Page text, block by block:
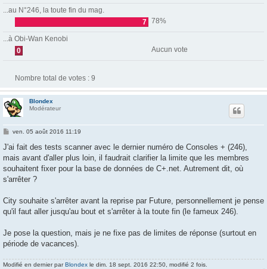
...au N°246, la toute fin du mag.
7 78%
...à Obi-Wan Kenobi
0
Aucun vote
Nombre total de votes : 9
Blondex
Modérateur
M
s
a
g
ven. 05 août 2016 11:19
J'ai fait des tests scanner avec le dernier numéro de Consoles + (246),
mais avant d'aller plus loin, il faudrait clarifier la limite que les membres
souhaitent fixer pour la base de données de C+.net. Autrement dit, où
s'arrêter ?
City souhaite s'arrêter avant la reprise par Future, personnellement je pense
qu'il faut aller jusqu'au bout et s'arrêter à la toute fin (le fameux 246).
Je pose la question, mais je ne fixe pas de limites de réponse (surtout en
période de vacances).
Modifié en dernier par Blondex le dim. 18 sept. 2016 22:50, modifié 2 fois.